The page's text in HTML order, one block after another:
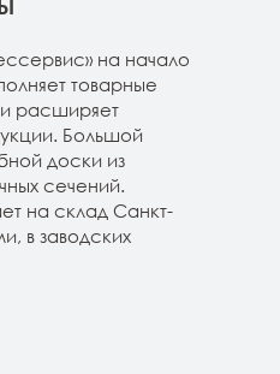
на начало
товарные
расширяет
Большой
доски из
сечений.
на склад Санкт-
в заводских